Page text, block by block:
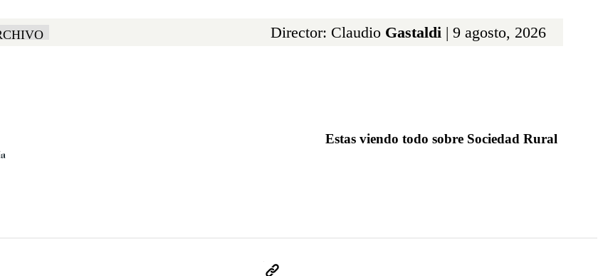
Director: Claudio Gastaldi | 9 agosto, 2026
Estas viendo todo sobre Sociedad Rural